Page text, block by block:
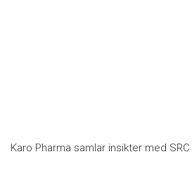
Karo Pharma samlar insikter med SRC